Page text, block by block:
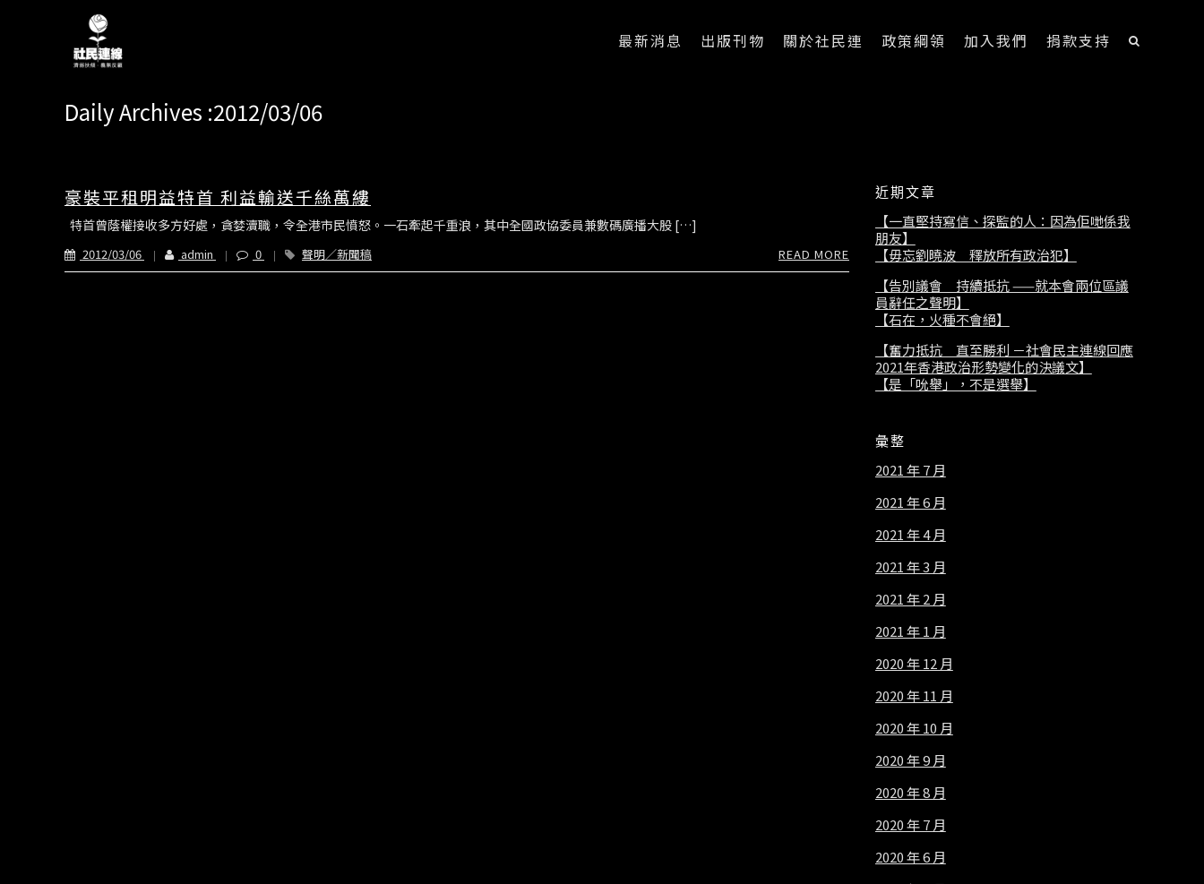
最新消息 出版刊物 關於社民連 政策綱領 加入我們 捐款支持
Daily Archives :2012/03/06
豪裝平租明益特首 利益輸送千絲萬縷
特首曾蔭權接收多方好處，貪婪瀆職，令全港市民憤怒。一石牽起千重浪，其中全國政協委員兼數碼廣播大股 […]
2012/03/06 admin 0 聲明／新聞稿 READ MORE
近期文章
【一直堅持寫信、探監的人：因為佢哋係我
朋友】
【毋忘劉曉波 釋放所有政治犯】
【告別議會 持續抵抗 ——就本會兩位區議
員辭任之聲明】
【石在，火種不會絕】
【奮力抵抗 直至勝利 －社會民主連線回應
2021年香港政治形勢變化的決議文】
【是「吮舉」，不是選舉】
彙整
2021 年 7 月
2021 年 6 月
2021 年 4 月
2021 年 3 月
2021 年 2 月
2021 年 1 月
2020 年 12 月
2020 年 11 月
2020 年 10 月
2020 年 9 月
2020 年 8 月
2020 年 7 月
2020 年 6 月